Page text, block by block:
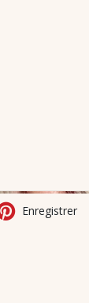
Enregistrer